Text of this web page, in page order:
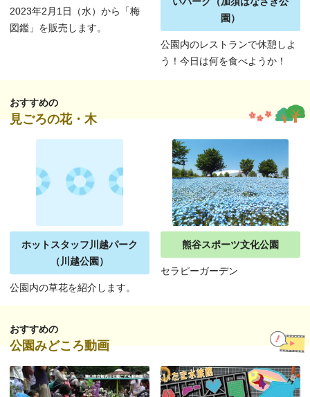
2023年2月1日（水）から「梅
図鑑」を販売します。
園）
公園内のレストランで休憩しよ
う！今日は何を食べようか！
おすすめの
見ごろの花・木
ホットスタッフ川越パーク
（川越公園）
公園内の草花を紹介します。
熊谷スポーツ文化公園
セラピーガーデン
おすすめの
公園みどころ動画